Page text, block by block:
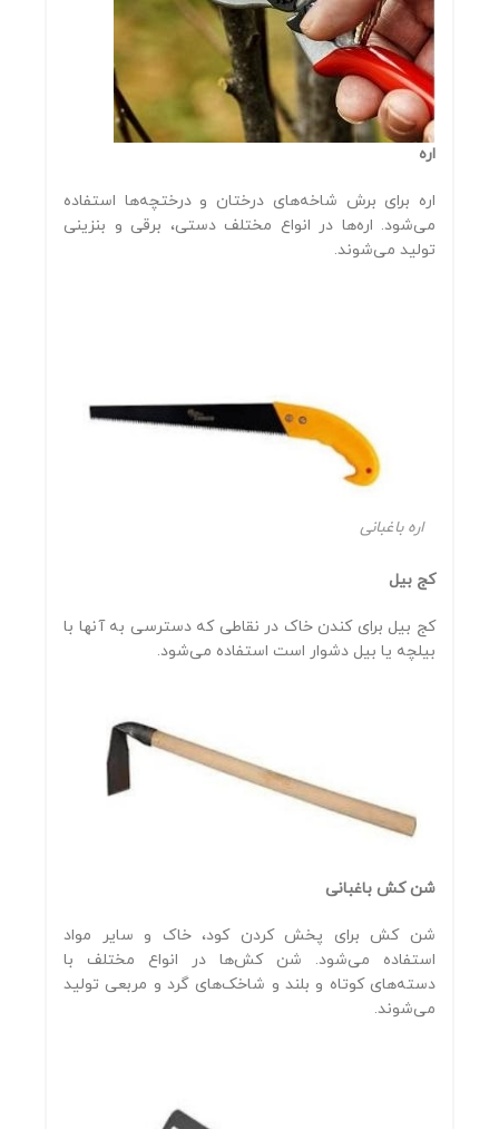
اره
اره برای برش شاخه‌های درختان و درختچه‌ها استفاده
می‌شود. اره‌ها در انواع مختلف دستی، برقی و بنزینی
تولید می‌شوند.
اره باغبانی
کج بیل
کج بیل برای کندن خاک در نقاطی که دسترسی به آنها با
بیلچه یا بیل دشوار است استفاده می‌شود.
شن کش باغبانی
شن کش برای پخش کردن کود، خاک و سایر مواد
استفاده می‌شود. شن کش‌ها در انواع مختلف با
دسته‌های کوتاه و بلند و شاخک‌های گرد و مربعی تولید
می‌شوند.